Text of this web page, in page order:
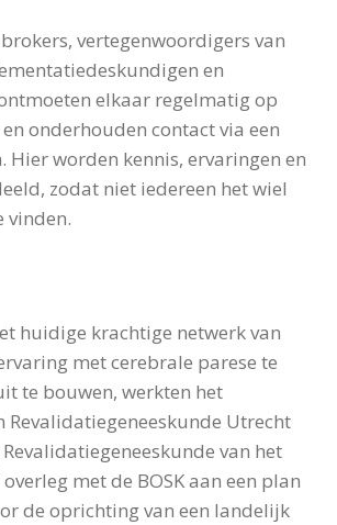
vertegenwoordigers van
en
elkaar regelmatig op
onderhouden contact via een
worden kennis, ervaringen en
zodat niet iedereen het wiel
vinden.
huidige krachtige netwerk van
met cerebrale parese te
te bouwen, werkten het
Revalidatiegeneeskunde Utrecht
van het
met de BOSK aan een plan
de oprichting van een landelijk